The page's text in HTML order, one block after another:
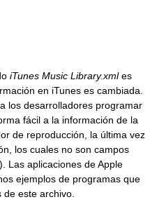
iTunes Music Library.xmles
en iTunes es cambiada.
los desarrolladores programar
fácil a la información de la
de reproducción, la última vez
los cuales no son campos
Las aplicaciones de Apple
ejemplos de programas que
de este archivo.